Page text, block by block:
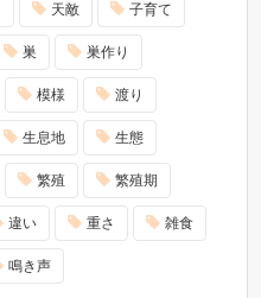
天敵 子育て
巣 巣作り
模様 渡り
生息地 生態
繁殖 繁殖期
違い 重さ 雑食
鳴き声